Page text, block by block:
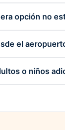
opción no
el
o niños